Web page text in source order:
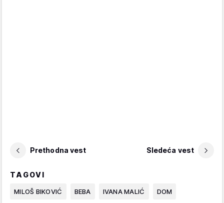
Prethodna vest Sledeća vest
TAGOVI
MILOŠ BIKOVIĆ BEBA IVANA MALIĆ DOM